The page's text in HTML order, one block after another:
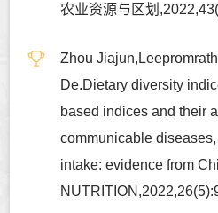
农业资源与区划
Zhou
De.Dietary diversity
based indices and their
communicable
intake: evidence from